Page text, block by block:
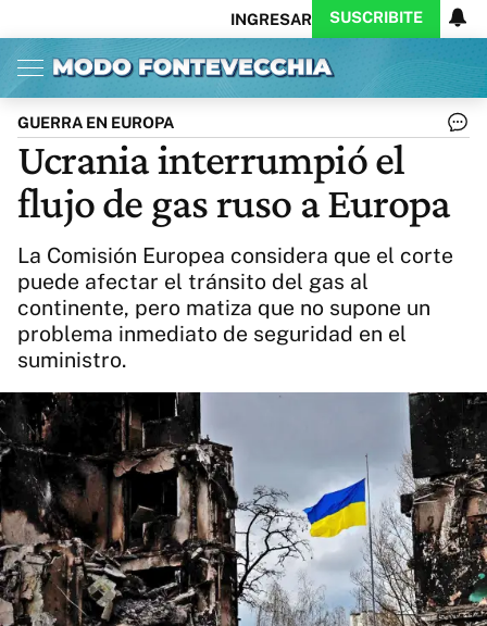
INGRESAR SUSCRIBITE
Inicio Ahora
Opinión
Política
Ciencia
Protagonistas
Cultura
Arte
Educación
Internacional
Deportes
CARAS
Exitoina
Turismo
Videos
Córdoba
Reperfilar
Business
Noticias
Caras
Exitoina
Gaming
Vivo
Diario del Juicio
Actualidad
GUERRA EN EUROPA
Ucrania interrumpió el
flujo de gas ruso a Europa
La Comisión Europea considera que el corte
puede afectar el tránsito del gas al
continente, pero matiza que no supone un
problema inmediato de seguridad en el
suministro.